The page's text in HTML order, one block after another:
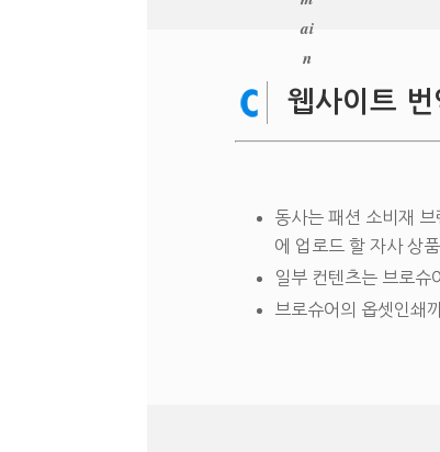
ai
n
웹사이트
동사는 패션 소비재
에 업로드 할 자사 상
일부 컨텐츠는 브로슈
브로슈어의 옵셋인쇄